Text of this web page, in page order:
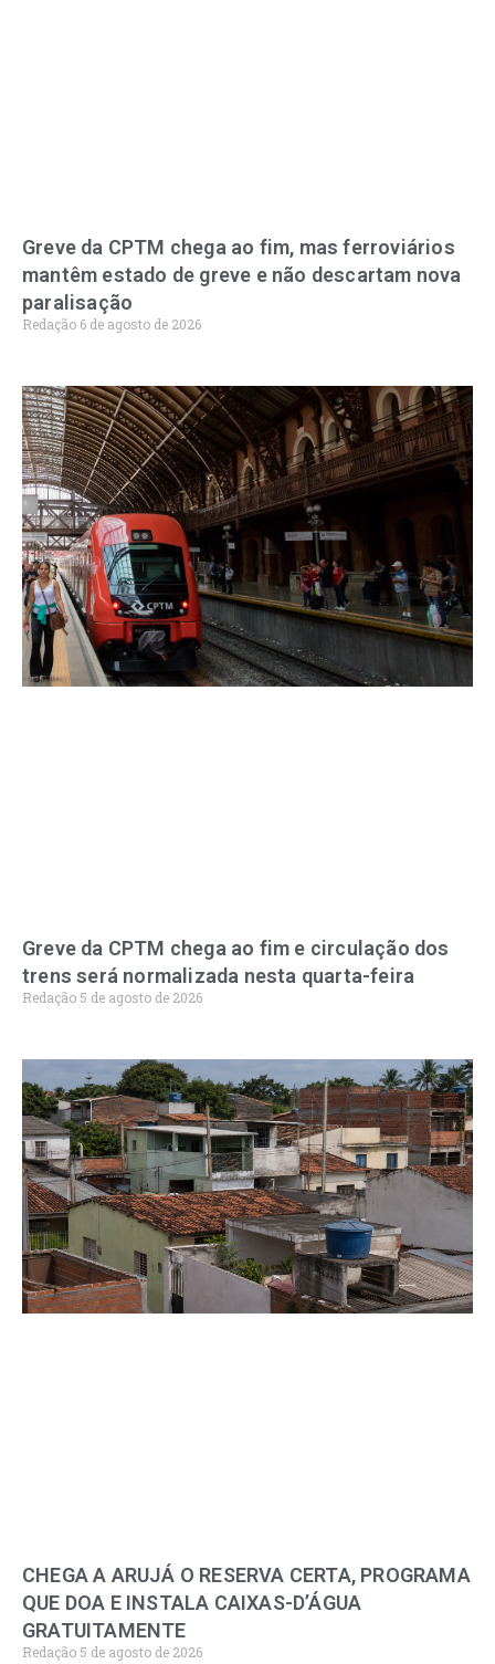
Greve da CPTM chega ao fim, mas ferroviários
mantêm estado de greve e não descartam nova
paralisação
Redação 6 de agosto de 2026
Greve da CPTM chega ao fim e circulação dos
trens será normalizada nesta quarta-feira
Redação 5 de agosto de 2026
CHEGA A ARUJÁ O RESERVA CERTA, PROGRAMA
QUE DOA E INSTALA CAIXAS-D’ÁGUA
GRATUITAMENTE
Redação 5 de agosto de 2026